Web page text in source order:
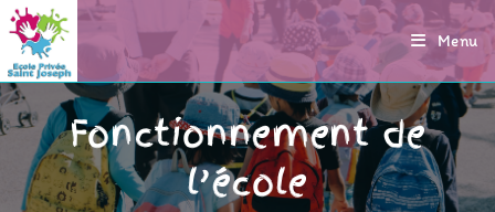
Skip
content
Menu
Fonctionnement de
l’école